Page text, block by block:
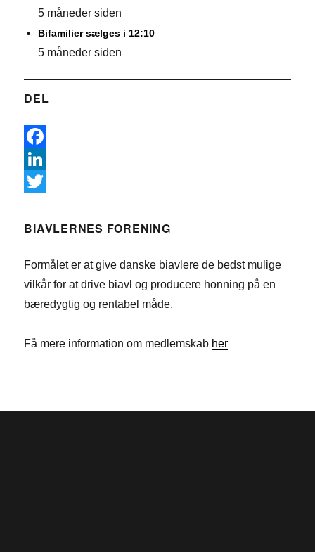
5 måneder siden
Bifamilier sælges i 12:10
5 måneder siden
DEL
F
a
e
o
L
n
e
n
w
t
r
BIAVLERNES FORENING
Formålet er at give danske biavlere de bedst mulige
vilkår for at drive biavl og producere honning på en
bæredygtig og rentabel måde.
Få mere information om medlemskab her